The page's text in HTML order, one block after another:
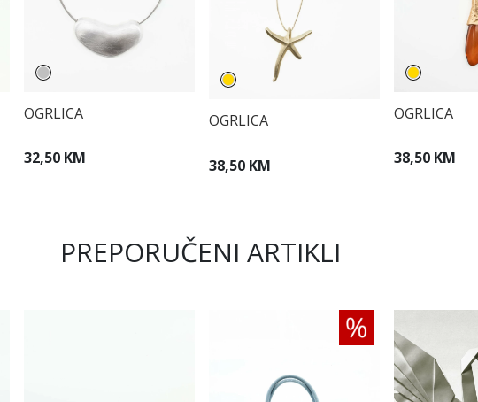
OGRLICA
32,50 KM
OGRLICA
38,50 KM
OGRLICA
38,50 KM
PREPORUČENI ARTIKLI